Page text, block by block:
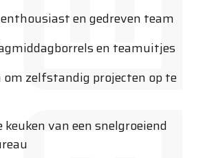
en gedreven team
en teamuitjes
om zelfstandig projecten op te
keuken van een snelgroeiend